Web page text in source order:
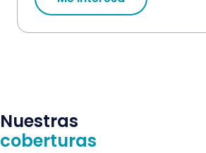
Nuestras
coberturas